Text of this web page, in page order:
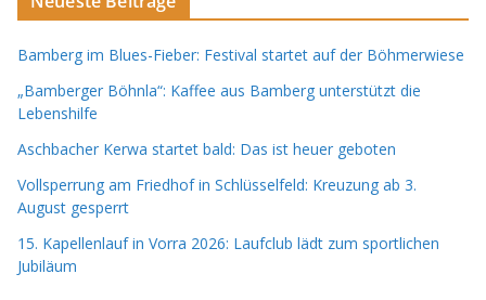
Bamberg im Blues-Fieber: Festival startet auf der Böhmerwiese
„Bamberger Böhnla“: Kaffee aus Bamberg unterstützt die
Lebenshilfe
Aschbacher Kerwa startet bald: Das ist heuer geboten
Vollsperrung am Friedhof in Schlüsselfeld: Kreuzung ab 3.
August gesperrt
15. Kapellenlauf in Vorra 2026: Laufclub lädt zum sportlichen
Jubiläum